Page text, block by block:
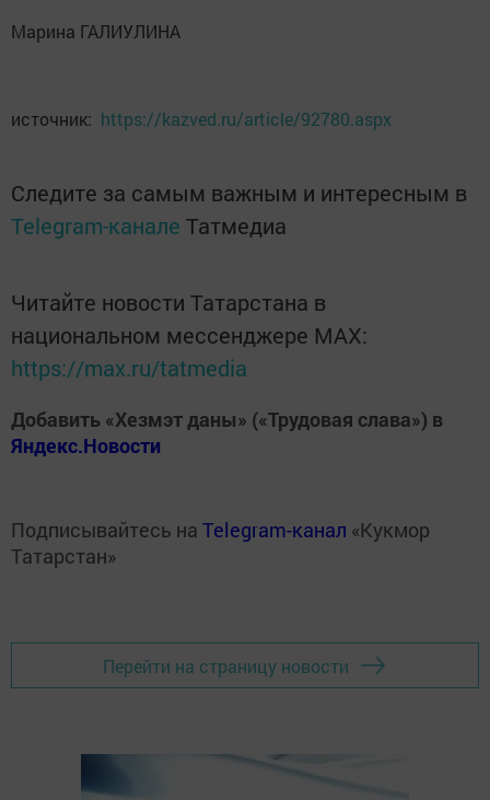
Марина ГАЛИУЛИНА
источник: https://kazved.ru/article/92780.aspx
Следите за самым важным и интересным в
Telegram-канале Татмедиа
Читайте новости Татарстана в
национальном мессенджере MАХ:
https://max.ru/tatmedia
Добавить «Хезмэт даны» («Трудовая слава») в
Яндекс.Новости
Подписывайтесь на Telegram-канал «Кукмор
Татарстан»
Перейти на страницу новости